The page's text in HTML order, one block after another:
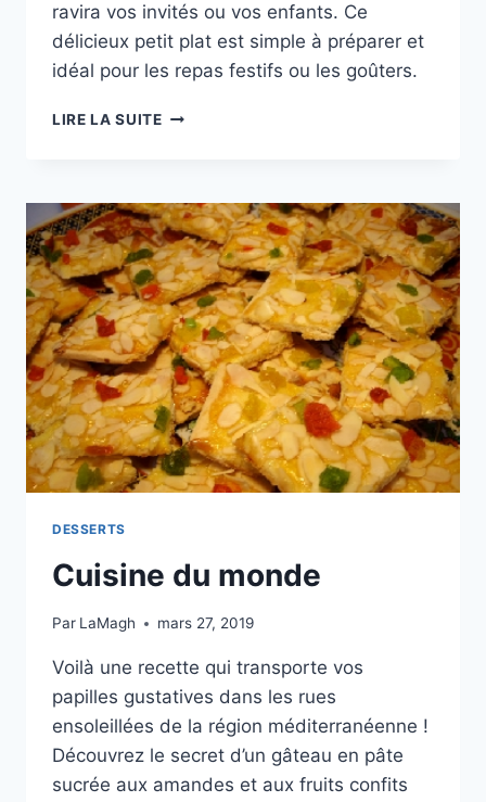
ravira vos invités ou vos enfants. Ce
délicieux petit plat est simple à préparer et
idéal pour les repas festifs ou les goûters.
LIRE LA SUITECUISINE
DESSERTS
Cuisine du monde
Par LaMagh mars 27, 2019
Voilà une recette qui transporte vos
papilles gustatives dans les rues
ensoleillées de la région méditerranéenne !
Découvrez le secret d’un gâteau en pâte
sucrée aux amandes et aux fruits confits